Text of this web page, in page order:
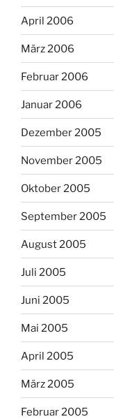
April 2006
März 2006
Februar 2006
Januar 2006
Dezember 2005
November 2005
Oktober 2005
September 2005
August 2005
Juli 2005
Juni 2005
Mai 2005
April 2005
März 2005
Februar 2005